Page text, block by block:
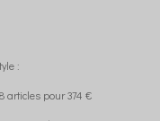
:
articles pour 374 €